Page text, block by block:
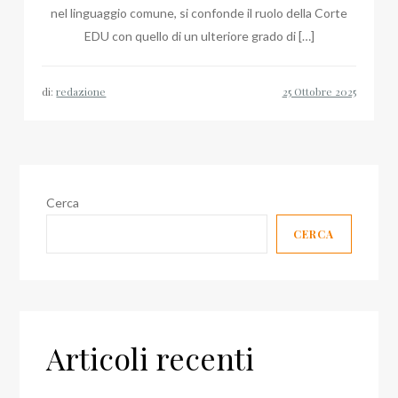
nel linguaggio comune, si confonde il ruolo della Corte
EDU con quello di un ulteriore grado di […]
di:redazione
Cerca
CERCA
Articoli recenti